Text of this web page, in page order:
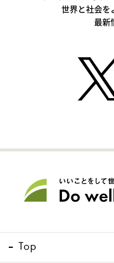
世界と社会を
最新